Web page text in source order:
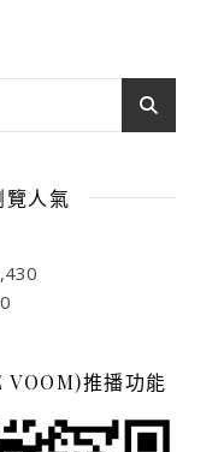
覽人氣
推播功能